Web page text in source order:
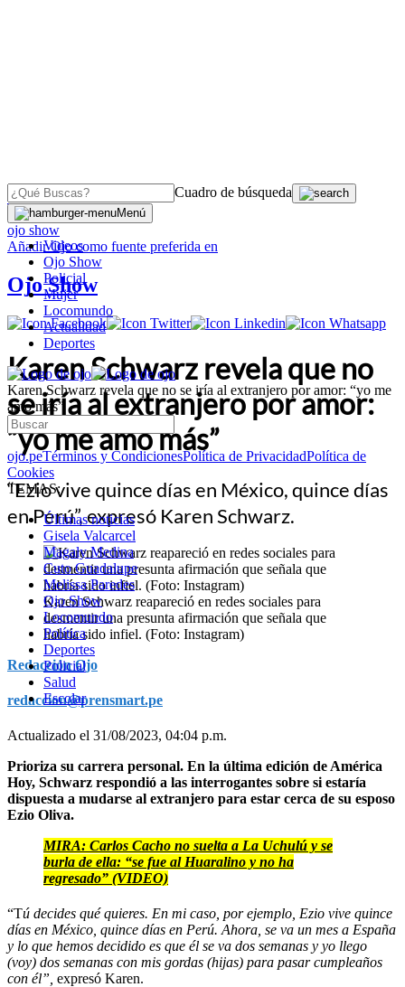
Cuadro de búsqueda
Menú
Videos
Ojo Show
Policial
Mujer
Locomundo
Actualidad
Deportes
Karen Schwarz revela que no se iría al extranjero por amor: “yo me
amo más”
ojo.peTérminos y CondicionesPolítica de PrivacidadPolítica de
Cookies
TEMAS:
Últimas noticias
Gisela Valcarcel
Magaly Medina
Cuto Guadalupe
Melissa Paredes
Ojo Show
Locomundo
Política
Deportes
Policial
Salud
Escolar
OJO
ojo show
AñadirOjocomo fuente preferida en
Ojo Show
Karen Schwarz revela que no
se iría al extranjero por amor:
“yo me amo más”
“Ezio vive quince días en México, quince días
en Perú”, expresó Karen Schwarz.
Karen Schwarz reapareció en redes sociales para
desmentir una presunta afirmación que señala que
habría sido infiel. (Foto: Instagram)
Redacción Ojo
redaccion@prensmart.pe
Actualizado el 31/08/2023, 04:04 p.m.
Prioriza su carrera personal. En la última edición de América
Hoy, Schwarz respondió a las interrogantes sobre si estaría
dispuesta a mudarse al extranjero para estar cerca de su esposo
Ezio Oliva.
MIRA: Carlos Cacho no suelta a La Uchulú y se
burla de ella: “se fue al Huaralino y no ha
regresado” (VIDEO)
“Tú decides qué quieres. En mi caso, por ejemplo, Ezio vive quince
días en México, quince días en Perú. Ahora, se va un mes a España
y lo que hemos decidido es que él se va dos semanas y yo llego
(voy) dos semanas con mis gordas (hijas) para pasar cumpleaños
con él”, expresó Karen.